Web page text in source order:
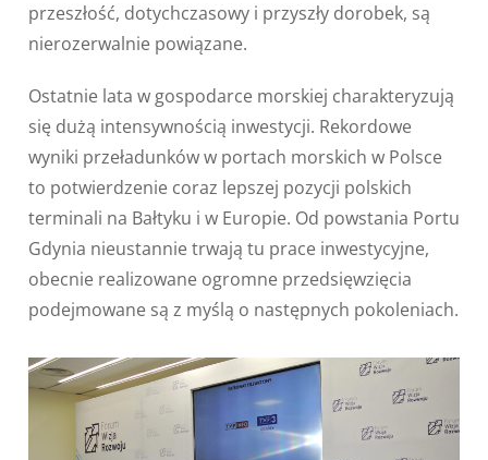
przeszłość, dotychczasowy i przyszły dorobek, są
nierozerwalnie powiązane.
Ostatnie lata w gospodarce morskiej charakteryzują
się dużą intensywnością inwestycji. Rekordowe
wyniki przeładunków w portach morskich w Polsce
to potwierdzenie coraz lepszej pozycji polskich
terminali na Bałtyku i w Europie. Od powstania Portu
Gdynia nieustannie trwają tu prace inwestycyjne,
obecnie realizowane ogromne przedsięwzięcia
podejmowane są z myślą o następnych pokoleniach.